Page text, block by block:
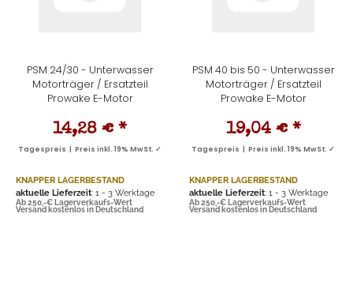
PSM 24/30 - Unterwasser
Motorträger / Ersatzteil
Prowake E-Motor
14,28 € *
Tagespreis | Preis inkl. 19% MwSt. ✓
KNAPPER LAGERBESTAND
aktuelle Lieferzeit: 1 - 3 Werktage
Ab 250,-€ Lagerverkaufs-Wert
Versand kostenlos in Deutschland
PSM 40 bis 50 - Unterwasser
Motorträger / Ersatzteil
Prowake E-Motor
19,04 € *
Tagespreis | Preis inkl. 19% MwSt. ✓
KNAPPER LAGERBESTAND
aktuelle Lieferzeit: 1 - 3 Werktage
Ab 250,-€ Lagerverkaufs-Wert
Versand kostenlos in Deutschland